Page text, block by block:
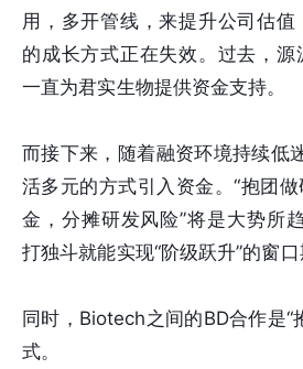
用，多开管线，来提升公司估
的成长方式正在失效。过去，源
一直为君实生物提供资金支持。
而接下来，随着融资环境持续低
活多元的方式引入资金。“抱团
金，分摊研发风险”将是大势所
打独斗就能实现“阶级跃升”的窗口
同时，Biotech之间的BD合作是“
式。